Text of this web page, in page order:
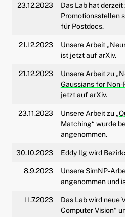
23.12.2023
Das Lab hat
Promotionsstellen
für Postdocs.
21.12.2023 Unsere Arbeit „
ist jetzt auf arXiv.
21.12.2023 Unsere Arbeit zu „
Gaussians for
jetzt auf arXiv.
23.11.2023 Unsere Arbeit zu „
Matching“ wurde
angenommen.
30.10.2023 Eddy Ilgwird
8.9.2023 Unsere SimNP-
angenommen und
11.7.2023
Das Lab wird neue
Computer Vision“